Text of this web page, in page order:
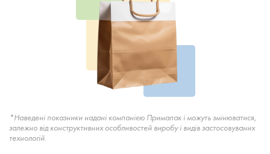
*Наведені показники надані компанією Примапак і можуть змінюватися,
залежно від конструктивних особливостей виробу і видів застосовуваних
технологій.